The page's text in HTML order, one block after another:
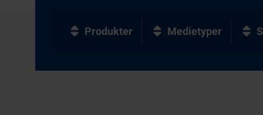
Produkter Medietyper